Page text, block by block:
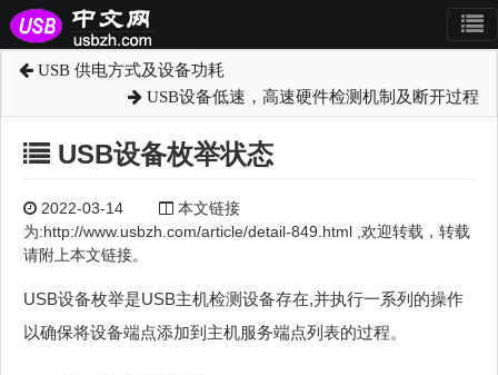
USB 供电方式及设备功耗
USB设备低速，高速硬件检测机制及断开过程
USB设备枚举状态
2022-03-14
本文链接
为:http://www.usbzh.com/article/detail-849.html ,欢迎转载，转载
请附上本文链接。
USB设备枚举是USB主机检测设备存在,并执行一系列的操作
以确保将设备端点添加到主机服务端点列表的过程。